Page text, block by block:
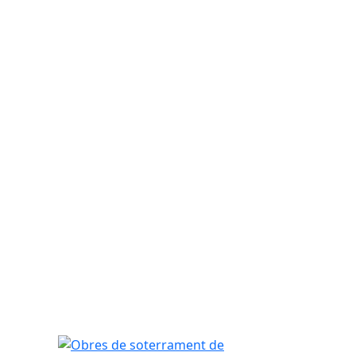
Obres de soterrament de serveis a La Florida